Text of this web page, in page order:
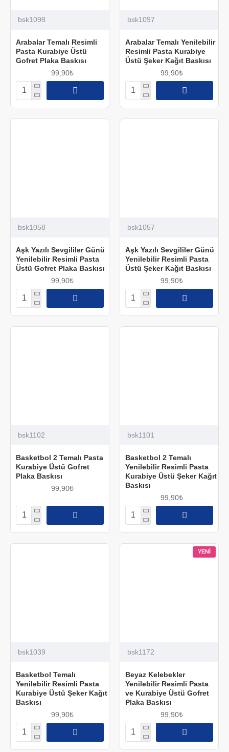
bsk1098
Arabalar Temalı Resimli
Pasta Kurabiye Üstü
Gofret Plaka Baskısı
99,90₺
bsk1097
Arabalar Temalı Yenilebilir
Resimli Pasta Kurabiye
Üstü Şeker Kağıt Baskısı
99,90₺
bsk1058
Aşk Yazılı Sevgililer Günü
Yenilebilir Resimli Pasta
Üstü Gofret Plaka Baskısı
99,90₺
bsk1057
Aşk Yazılı Sevgililer Günü
Yenilebilir Resimli Pasta
Üstü Şeker Kağıt Baskısı
99,90₺
bsk1102
Basketbol 2 Temalı Pasta
Kurabiye Üstü Gofret
Plaka Baskısı
99,90₺
bsk1101
Basketbol 2 Temalı
Yenilebilir Resimli Pasta
Kurabiye Üstü Şeker Kağıt
Baskısı
99,90₺
bsk1039
Basketbol Temalı
Yenilebilir Resimli Pasta
Kurabiye Üstü Şeker Kağıt
Baskısı
99,90₺
YENI
bsk1172
Beyaz Kelebekler
Yenilebilir Resimli Pasta
ve Kurabiye Üstü Gofret
Plaka Baskısı
99,90₺